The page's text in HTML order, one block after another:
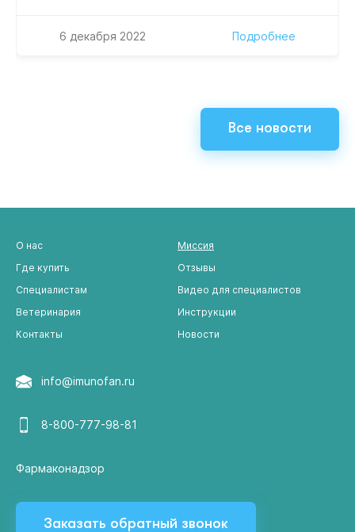
при иммунизации баранов очищенным
при сочетанном применении этих иммуномодуляторов
с вирусом бешенства и масляным адьювантом.
Показаны преимущества препарата «Иммунофан»,
6 декабря 2022 Подробнее
Все новости
О нас
Миссия
Где купить
Отзывы
Специалистам
Видео для специалистов
Ветеринария
Инструкции
Контакты
Новости
info@imunofan.ru
8-800-777-98-81
Фармаконадзор
Заказать обратный звонок